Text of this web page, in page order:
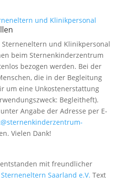
und Klinikpersonal
und Klinikpersonal
beim Sternenkinderzentrum
bezogen werden. Bei der
die in der Begleitung
um eine Unkostenerstattung
Begleitheft).
Angabe der Adresse per E-
Vielen Dank!
mit freundlicher
Sterneneltern Saarland e.V. Text